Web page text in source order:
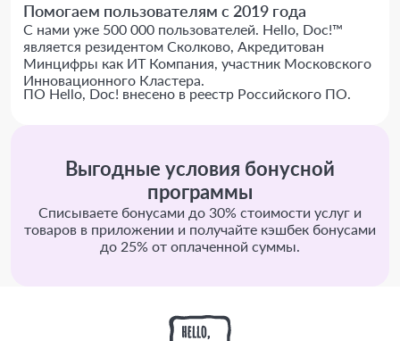
Помогаем пользователям с 2019 года
С нами уже 500 000 пользователей. Hello, Doc!™
является резидентом Сколково, Акредитован
Минцифры как ИТ Компания, участник Московского
Инновационного Кластера.
ПО Hello, Doc! внесено в реестр Российского ПО.
Выгодные условия бонусной
программы
Списываете бонусами до 30% стоимости услуг и
товаров в приложении и получайте кэшбек бонусами
до 25% от оплаченной суммы.